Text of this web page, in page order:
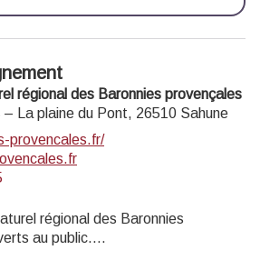
régional des Baronnies provençales
La plaine du Pont, 26510 Sahune
provencales.fr/
régional des Baronnies
au public.